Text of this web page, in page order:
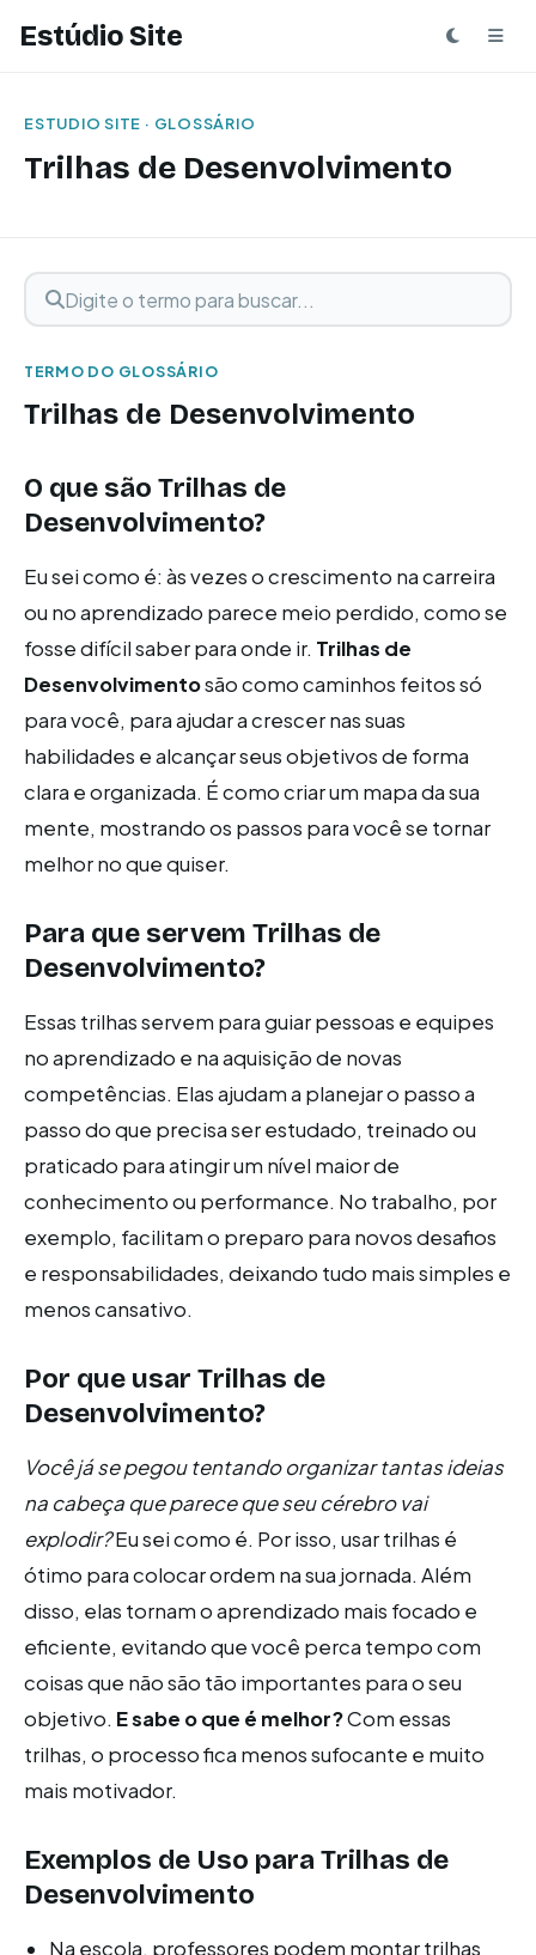
Estúdio Site
ESTUDIO SITE · GLOSSÁRIO
Trilhas de Desenvolvimento
Buscar termo
Digite o termo para buscar
TERMO DO GLOSSÁRIO
Trilhas de Desenvolvimento
O que são Trilhas de
Desenvolvimento?
Eu sei como é: às vezes o crescimento na carreira
ou no aprendizado parece meio perdido, como se
fosse difícil saber para onde ir. Trilhas de
Desenvolvimentosão como caminhos feitos só
para você, para ajudar a crescer nas suas
habilidades e alcançar seus objetivos de forma
clara e organizada. É como criar um mapa da sua
mente, mostrando os passos para você se tornar
melhor no que quiser.
Para que servem Trilhas de
Desenvolvimento?
Essas trilhas servem para guiar pessoas e equipes
no aprendizado e na aquisição de novas
competências. Elas ajudam a planejar o passo a
passo do que precisa ser estudado, treinado ou
praticado para atingir um nível maior de
conhecimento ou performance. No trabalho, por
exemplo, facilitam o preparo para novos desafios
e responsabilidades, deixando tudo mais simples e
menos cansativo.
Por que usar Trilhas de
Desenvolvimento?
Você já se pegou tentando organizar tantas ideias
na cabeça que parece que seu cérebro vai
explodir?Eu sei como é. Por isso, usar trilhas é
ótimo para colocar ordem na sua jornada. Além
disso, elas tornam o aprendizado mais focado e
eficiente, evitando que você perca tempo com
coisas que não são tão importantes para o seu
objetivo. E sabe o que é melhor?Com essas
trilhas, o processo fica menos sufocante e muito
mais motivador.
Exemplos de Uso para Trilhas de
Desenvolvimento
Na escola, professores podem montar trilhas